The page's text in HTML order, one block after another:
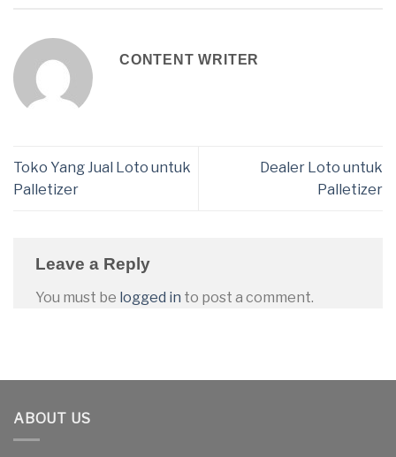
CONTENT WRITER
Toko Yang Jual Loto untuk
Palletizer
Dealer Loto untuk
Palletizer
Leave a Reply
You must be logged in to post a comment.
ABOUT US